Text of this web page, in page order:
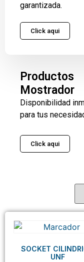
garantizada.
Click aqui
Productos
Mostrador
Disponibilidad
para tus
Click aqui
SOCKET
UNF